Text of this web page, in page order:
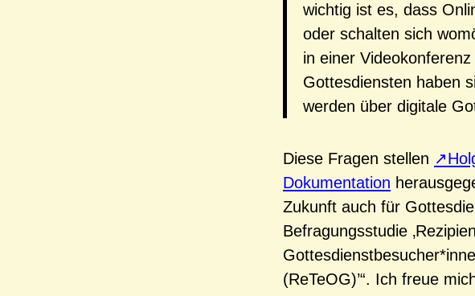
wichtig ist es, dass
oder schalten sich
in einer
Gottesdiensten haben
werden über digitale
Diese Fragen stellen
Dokumentation
Zukunft auch für
Befragungsstudie
(ReTeOG)’“. Ich freue